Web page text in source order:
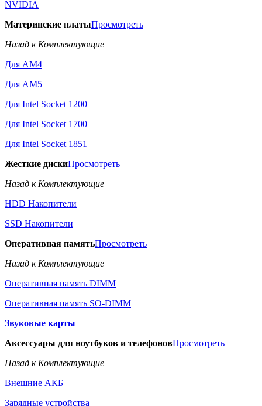
NVIDIA
Материнские платыПросмотреть
Назад к Комплектующие
Для AM4
Для AM5
Для Intel Socket 1200
Для Intel Socket 1700
Для Intel Socket 1851
Жесткие дискиПросмотреть
Назад к Комплектующие
HDD Накопители
SSD Накопители
Оперативная памятьПросмотреть
Назад к Комплектующие
Оперативная память DIMM
Оперативная память SO-DIMM
Звуковые карты
Аксессуары для ноутбуков и телефоновПросмотреть
Назад к Комплектующие
Внешние АКБ
Зарядные устройства